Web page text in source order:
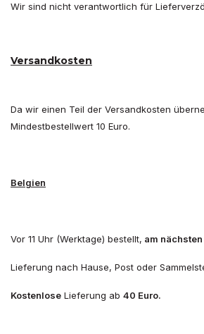
Wir sind nicht verantwortlich für
Versandkosten
Da wir einen Teil der Versandkosten
Mindestbestellwert 10 Euro.
Belgien
Vor 11 Uhr (Werktage) bestellt, am
Lieferung nach Hause, Post oder
Kostenlose Lieferung ab 40 Euro.